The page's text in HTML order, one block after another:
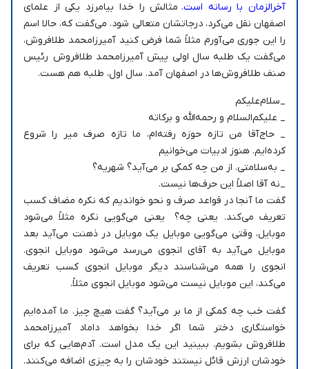
آخرالزمان با رسانه است. مثالش را خدا بیامرزد یکی از علمای
اصفهان نقل می‌کرد، درجاتشان متعالی شود. می‌گفت که، حالا اسم
را این جوری می‌آورم مثلاً شما فرض کنید آمیرزامحمد طلافروش،
می‌گفت یک طلبه سال اولی پیش آمیرزامحمد طلافروش رئیس
صنف طلافروش‌ها در اصفهان آمد. سال اول، طلبه هم هست.
_سلام‌علیکم
_ علیکم‌السلام و رحمه‌الله و برکاته
_ حاج‌آقا من تازه حوزه رفته‌ام، ما تازه صرف میر را شروع
کرده‌ایم. هنوز ادبیات می‌خوانیم
_ به‌سلامتی. از من چه کمکی بر می‌آید؟ شهریه؟
_نه آقا اصلاً این حرف‌ها نیست.
گفت ما آنجا در قواعد صرف و نحو خواندیم که نکره مضاف کسب
تعریف می‌کند. یعنی چه؟ یعنی می‌گویی نکره مثلاً می‌شود
موبایل، وقتی می‌گویی موبایل یک موبایل در ذهنت می‌آید بعد
موبایل می‌آید به آقای انجوی می‌رسد می‌شود موبایل انجوی.
انجوی را همه می‌شناسند دیگر موبایل انجوی کسب تعریف
می‌کند، این موبایل نیست می‌شود موبایل انجوی مثلاً.
گفت خب چه کمکی از ما بر می‌آید؟ گفت هیچ چیز. ما آمده‌ایم
خواستگاری دختر شما اگر خدا بخواهد داماد آمیرزامحمد
طلافروش بشویم. ببینید این یک مدل است. آدم‌هایی که برای
خودشان ارزش قائل نیستند خودشان را به چیزی اضافه می‌کنند.